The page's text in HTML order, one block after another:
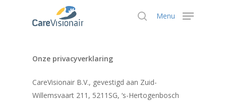
Hit enter to search or ESC to close
Menu
Onze privacyverklaring
CareVisionair B.V., gevestigd aan Zuid-
Willemsvaart 211, 5211SG, ‘s-Hertogenbosch